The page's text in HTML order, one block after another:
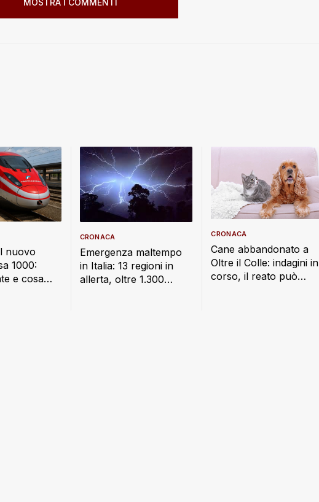
nuovo
1000:
e cosa
Emergenza maltempo
in Italia: 13 regioni in
allerta, oltre 1.300
CRONACA
Cane abbandonato a
Oltre il Colle: indagini in
corso, il reato può
CRONACA